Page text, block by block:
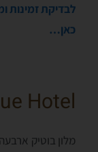
כאן…
Hotel
מלון בוטיק